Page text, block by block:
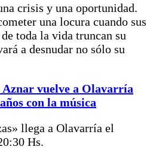
crisis y una oportunidad.
una locura cuando sus
toda la vida truncan su
a desnudar no sólo su
Aznar vuelve a Olavarría
con la música
llega a Olavarría el
Hs.